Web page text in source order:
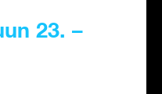
23. –